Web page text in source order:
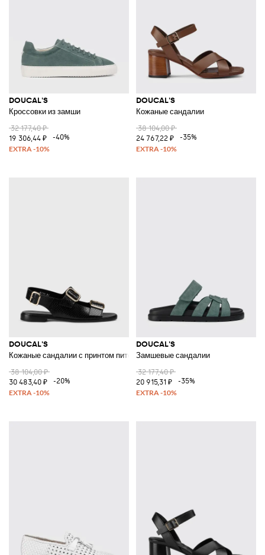
DOUCAL'S
Кроссовки из замши
32 177,40 ₽
19 306,44 ₽
-40%
DOUCAL'S
Кожаные сандалии
38 104,00 ₽
24 767,22 ₽
-35%
DOUCAL'S
Кожаные сандалии с принтом питона
38 104,00 ₽
30 483,40 ₽
-20%
DOUCAL'S
Замшевые сандалии
32 177,40 ₽
20 915,31 ₽
-35%